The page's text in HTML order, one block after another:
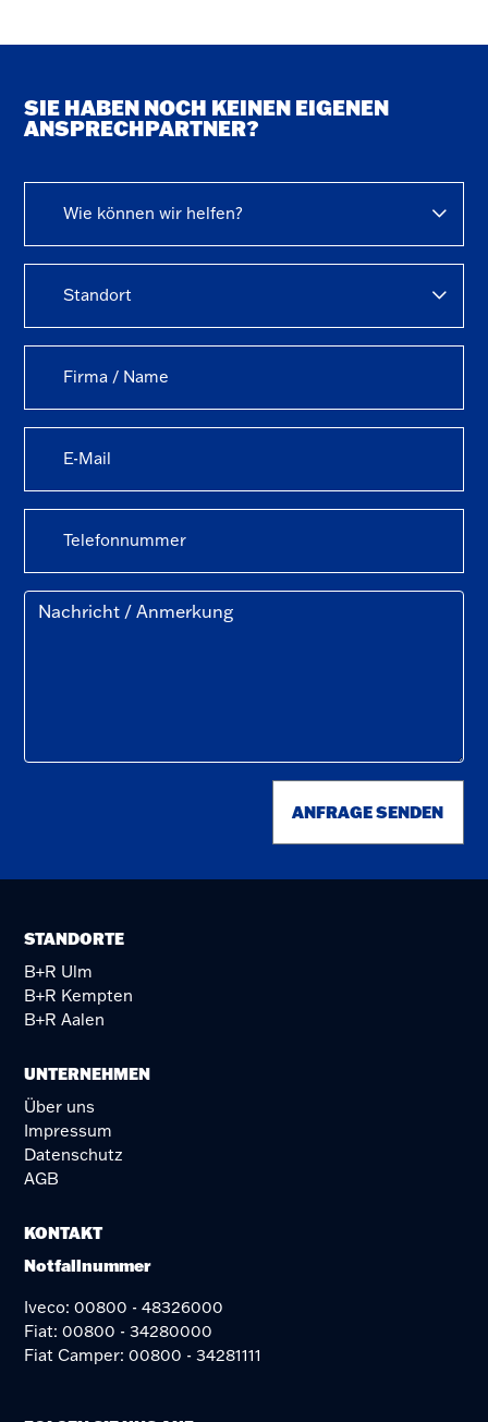
SIE HABEN NOCH KEINEN EIGENEN
ANSPRECHPARTNER?
Wie können wir helfen?
Standort
ANFRAGE SENDEN
STANDORTE
B+R Ulm
B+R Kempten
B+R Aalen
UNTERNEHMEN
Über uns
Impressum
Datenschutz
AGB
KONTAKT
Notfallnummer
Iveco: 00800 - 48326000
Fiat: 00800 - 34280000
Fiat Camper: 00800 - 34281111